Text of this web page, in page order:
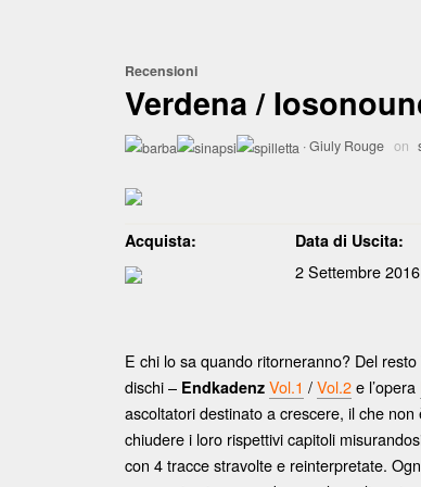
Recensioni
Verdena /
·Giuly Rouge on
Acquista: Data di Uscita:
2 Settembre 2016
E chi lo sa quando ritorneranno? Del resto
dischi – Endkadenz Vol.1 /Vol.2e l’opera
ascoltatori destinato a crescere, il che
chiudere i loro rispettivi capitoli
con 4 tracce stravolte e reinterpretate.